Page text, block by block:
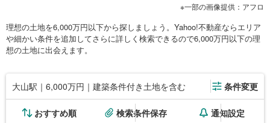
一部の画像提供：アフロ
理想の土地を6,000万円以下から探しましょう。Yahoo!不動産ならエリア
や細かい条件を追加してさらに詳しく検索できるので6,000万円以下の理
想の土地に出会えます。
大山駅｜6,000万円｜建築条件付き土地を含む 条件変更
おすすめ順 検索条件保存 通知設定